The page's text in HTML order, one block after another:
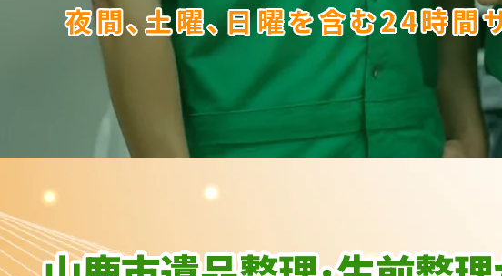
夜間､土曜､日曜を含む24時間